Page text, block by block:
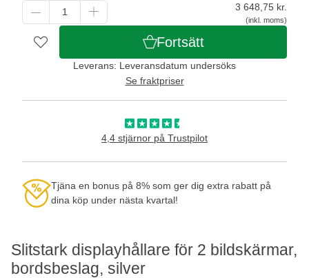
Slitstark displayhållare för 2 bildskärmar,
bordsbeslag, silver
3 648,75 kr.
(inkl. moms)
Fortsätt
Leverans: Leveransdatum undersöks
Se fraktpriser
4,4 stjärnor på Trustpilot
Tjäna en bonus på 8% som ger dig extra rabatt på
dina köp under nästa kvartal!